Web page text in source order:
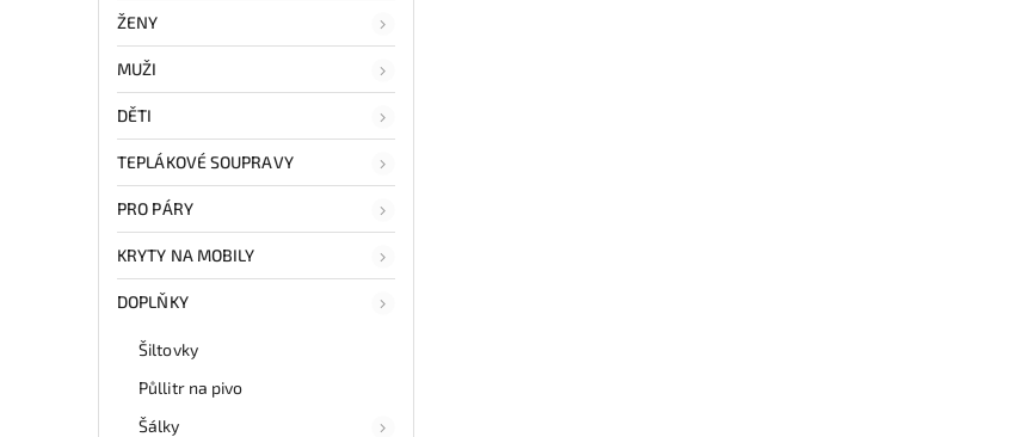
ŽENY
MUŽI
DĚTI
TEPLÁKOVÉ SOUPRAVY
PRO PÁRY
KRYTY NA MOBILY
DOPLŇKY
Šiltovky
Půllitr na pivo
Šálky